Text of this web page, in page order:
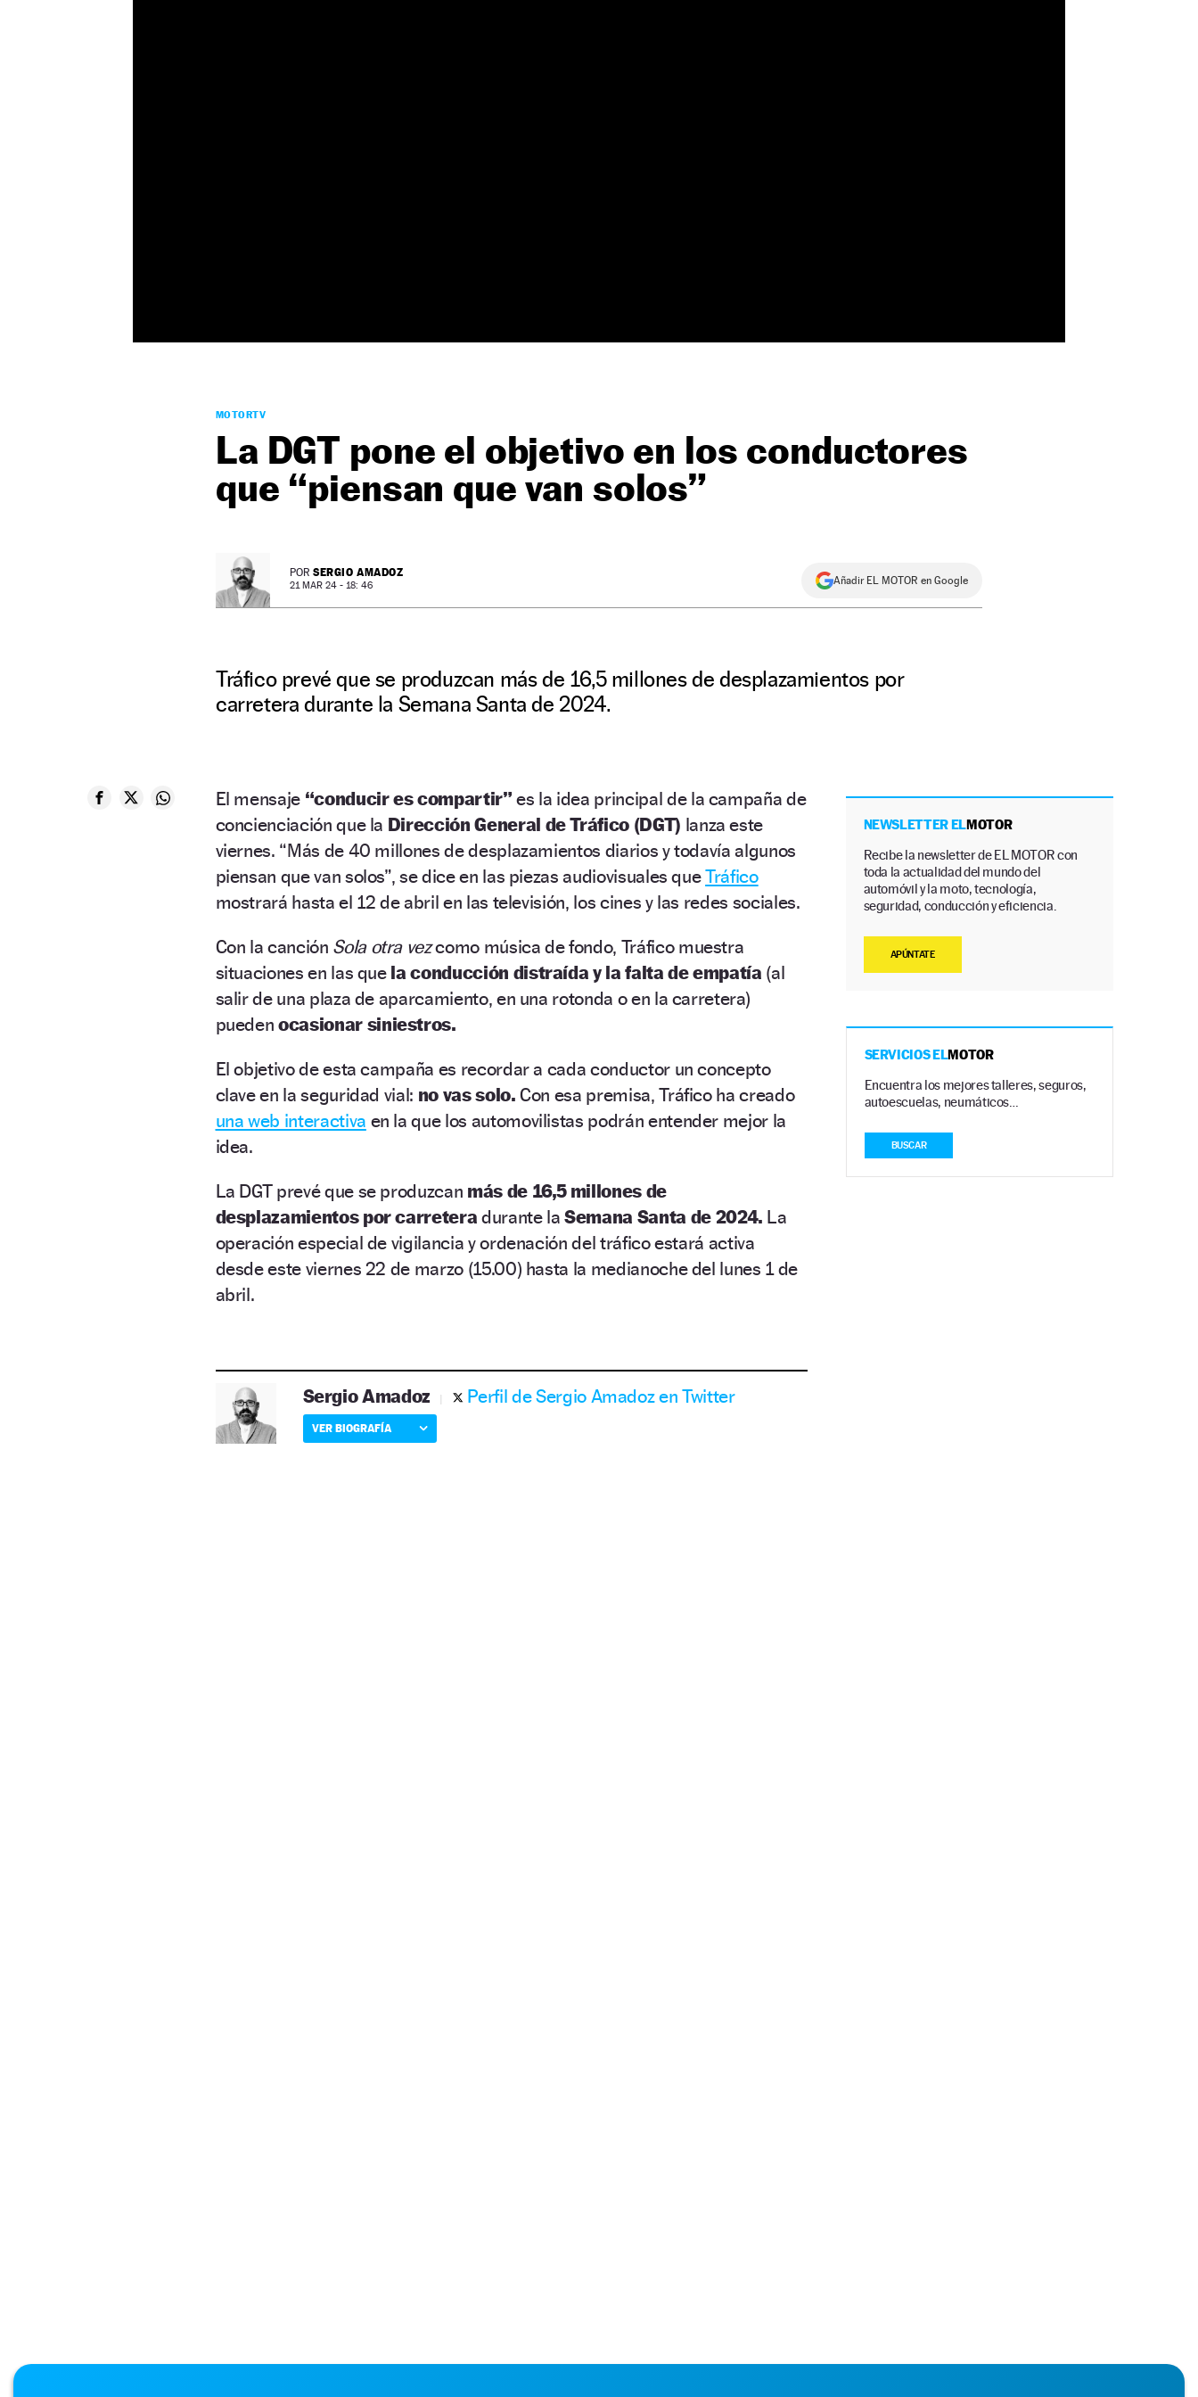
MOTORTV
La DGT pone el objetivo en los conductores
que “piensan que van solos”
POR SERGIO AMADOZ
21 MAR 24 - 18: 46 Añadir EL MOTOR en Google
Tráfico prevé que se produzcan más de 16,5 millones de desplazamientos por
carretera durante la Semana Santa de 2024.
El mensaje “conducir es compartir” es la idea principal de la campaña de
concienciación que la Dirección General de Tráfico (DGT) lanza este
viernes. “Más de 40 millones de desplazamientos diarios y todavía algunos
piensan que van solos”, se dice en las piezas audiovisuales queTráfico
mostrará hasta el 12 de abril en las televisión, los cines y las redes sociales.
Con la canción Sola otra vezcomo música de fondo, Tráfico muestra
situaciones en las que la conducción distraída y la falta de empatía (al
salir de una plaza de aparcamiento, en una rotonda o en la carretera)
puedenocasionar siniestros.
El objetivo de esta campaña es recordar a cada conductor un concepto
clave en la seguridad vial: no vas solo. Con esa premisa, Tráfico ha creado
una web interactiva en la que los automovilistas podrán entender mejor la
idea.
La DGT prevé que se produzcan más de 16,5 millones de
desplazamientos por carretera durante laSemana Santa de 2024. La
operación especial de vigilancia y ordenación del tráfico estará activa
desde este viernes 22 de marzo (15.00) hasta la medianoche del lunes 1 de
abril.
Sergio Amadoz Perfil de Sergio Amadoz en Twitter
VER BIOGRAFÍA
NEWSLETTER ELMOTOR
Recibe la newsletter de EL MOTOR con
toda la actualidad del mundo del
automóvil y la moto, tecnología,
seguridad, conducción y eficiencia.
APÚNTATE
SERVICIOS ELMOTOR
Encuentra los mejores talleres, seguros,
autoescuelas, neumáticos…
BUSCAR